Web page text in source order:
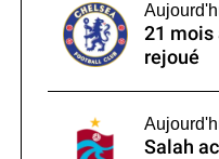
21 mois
rejoué
Salah